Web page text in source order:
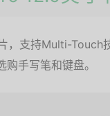
，支持Multi-Touch
购手写笔和键盘。